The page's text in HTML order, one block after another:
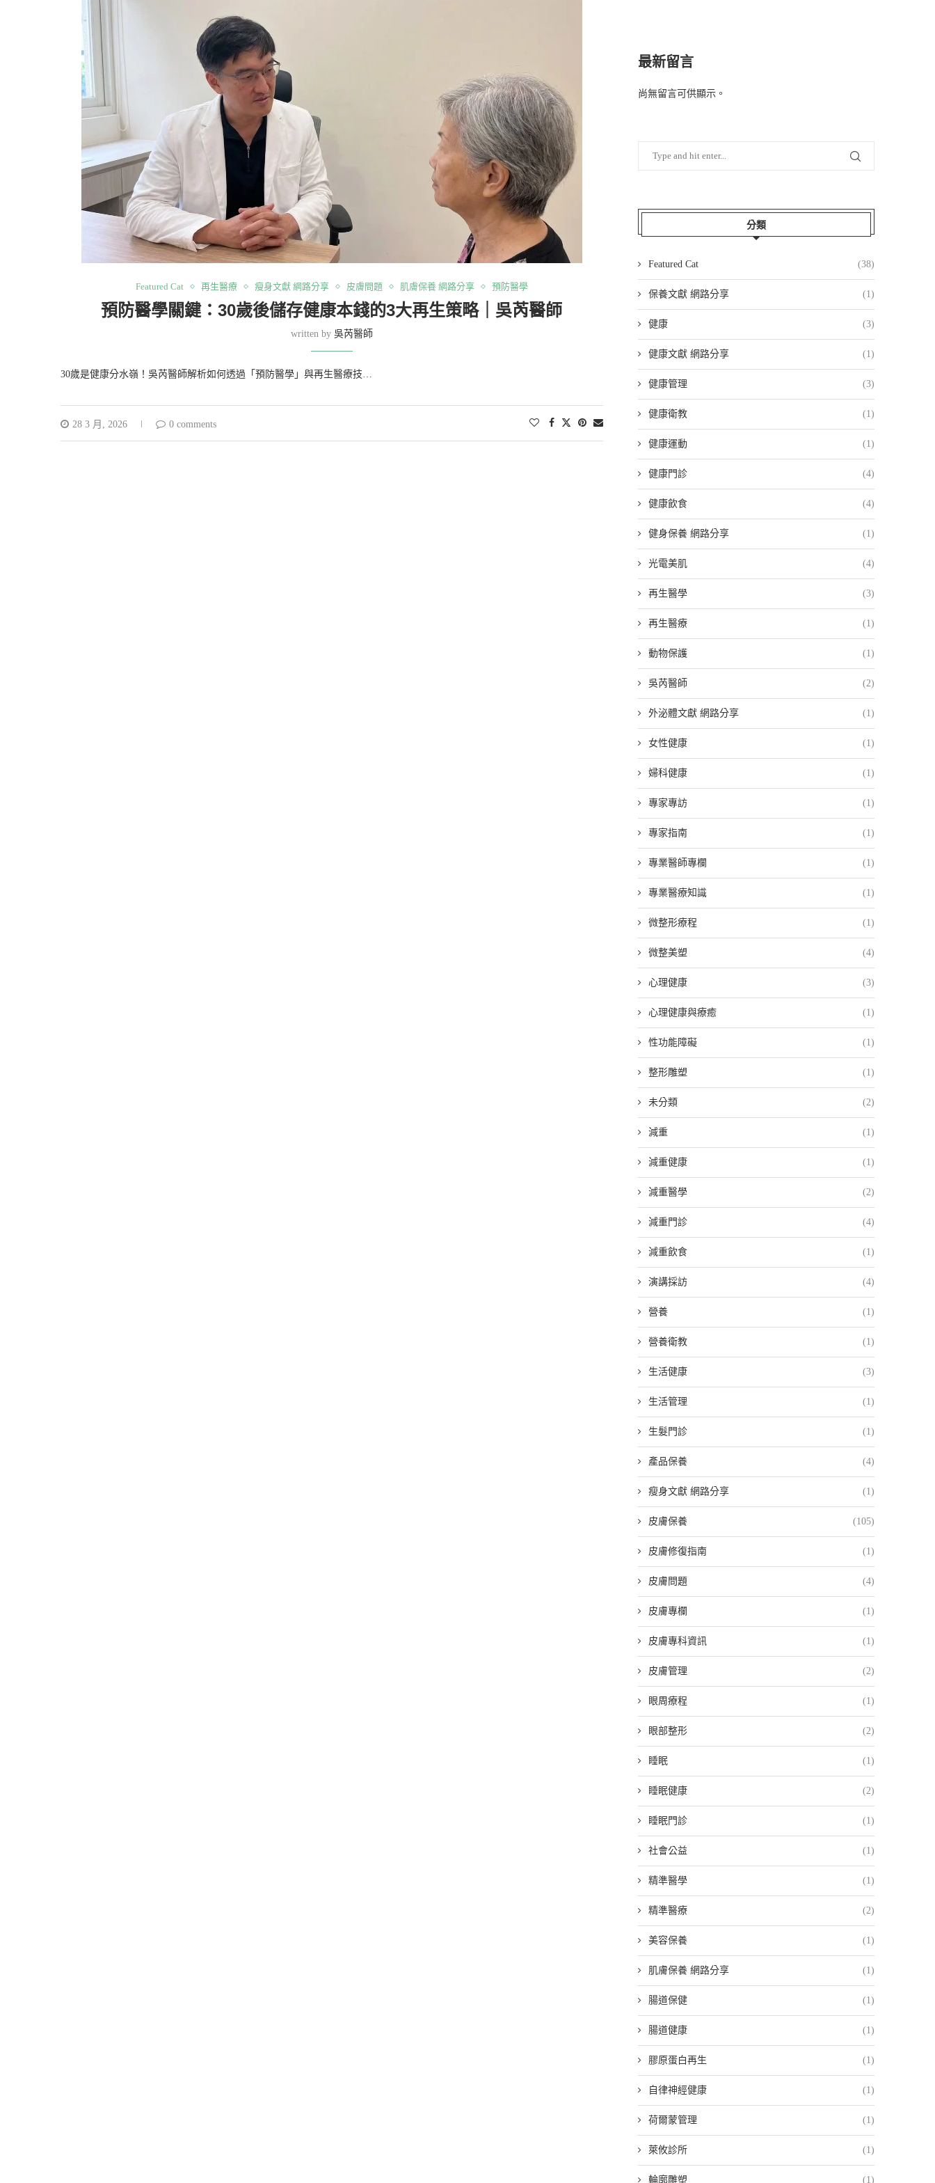
Featured Cat 再生醫療 瘦身文獻 網路分享 皮膚問題 肌膚保養 網路分享 預防醫學
預防醫學關鍵：30歲後儲存健康本錢的3大再生策略｜吳芮醫師
written by 吳芮醫師
30歲是健康分水嶺！吳芮醫師解析如何透過「預防醫學」與再生醫療技…
28 3 月, 2026 0 comments
最新留言
尚無留言可供顯示。
分類
Featured Cat (38)
保養文獻 網路分享 (1)
健康 (3)
健康文獻 網路分享 (1)
健康管理 (3)
健康衛教 (1)
健康運動 (1)
健康門診 (4)
健康飲食 (4)
健身保養 網路分享 (1)
光電美肌 (4)
再生醫學 (3)
再生醫療 (1)
動物保護 (1)
吳芮醫師 (2)
外泌體文獻 網路分享 (1)
女性健康 (1)
婦科健康 (1)
專家專訪 (1)
專家指南 (1)
專業醫師專欄 (1)
專業醫療知識 (1)
微整形療程 (1)
微整美塑 (4)
心理健康 (3)
心理健康與療癒 (1)
性功能障礙 (1)
整形雕塑 (1)
未分類 (2)
減重 (1)
減重健康 (1)
減重醫學 (2)
減重門診 (4)
減重飲食 (1)
演講採訪 (4)
營養 (1)
營養衛教 (1)
生活健康 (3)
生活管理 (1)
生髮門診 (1)
產品保養 (4)
瘦身文獻 網路分享 (1)
皮膚保養 (105)
皮膚修復指南 (1)
皮膚問題 (4)
皮膚專欄 (1)
皮膚專科資訊 (1)
皮膚管理 (2)
眼周療程 (1)
眼部整形 (2)
睡眠 (1)
睡眠健康 (2)
睡眠門診 (1)
社會公益 (1)
精準醫學 (1)
精準醫療 (2)
美容保養 (1)
肌膚保養 網路分享 (1)
腸道保健 (1)
腸道健康 (1)
膠原蛋白再生 (1)
自律神經健康 (1)
荷爾蒙管理 (1)
萊攸診所 (1)
輪廓雕塑 (1)